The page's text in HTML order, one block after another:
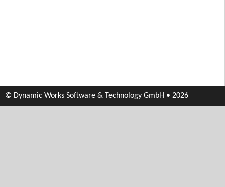
© Dynamic Works Software & Technology GmbH • 2026